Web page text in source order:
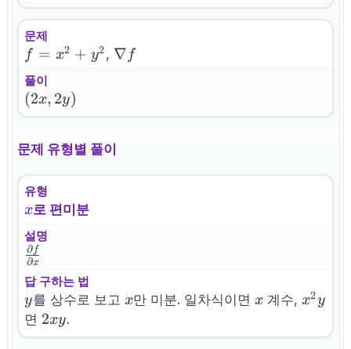
문제
f=x^{2}+y^{2}
f = x2 + y2, \nabla
∇ f
풀이
(2x,
(2x, 2y)
문제 유형별 풀이
유형
x
x로 편미분
설명
\frac{\partial
f}{\partial x}
∂x
∂f
답 구하는 법
y
y를 상수로 보고 x
x만 미분. 일차식이면 x
x계수, x^2
x2y
면 2xy
2xy.